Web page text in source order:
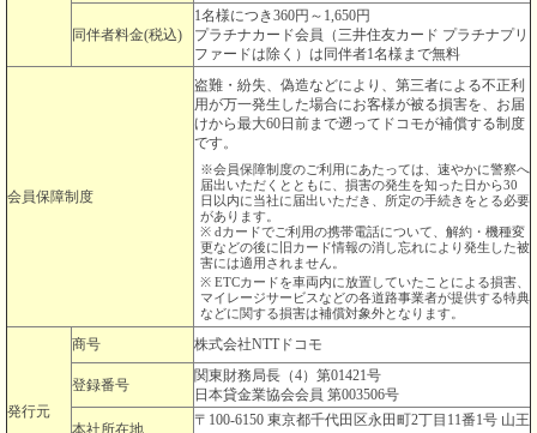
同伴者料金(税込)
1名様につき360円～1,650円
プラチナカード会員（三井住友カード プラチナプリ
ファードは除く）は同伴者1名様まで無料
会員保障制度
盗難・紛失、偽造などにより、第三者による不正利
用が万一発生した場合にお客様が被る損害を、お届
けから最大60日前まで遡ってドコモが補償する制度
です。
※会員保障制度のご利用にあたっては、速やかに警察へ
届出いただくとともに、損害の発生を知った日から30
日以内に当社に届出いただき、所定の手続きをとる必要
があります。
※ dカードでご利用の携帯電話について、解約・機種変
更などの後に旧カード情報の消し忘れにより発生した被
害には適用されません。
※ ETCカードを車両内に放置していたことによる損害、
マイレージサービスなどの各道路事業者が提供する特典
などに関する損害は補償対象外となります。
発行元
商号 株式会社NTTドコモ
登録番号
関東財務局長（4）第01421号
日本貸金業協会会員 第003506号
本社所在地
〒100-6150 東京都千代田区永田町2丁目11番1号 山王